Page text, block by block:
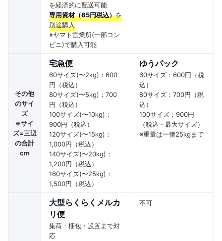
を経済的に配送可能
専用資材（65円税込）を
別途購入
※ヤマト営業所(一部コン
ビニ)で購入可能
その他
のサイ
ズ
※サイ
ズ=三辺
の合計
cm
宅急便
60サイズ(〜2kg)：600
円（税込）
80サイズ(〜5kg)：700
円（税込）
100サイズ(〜10kg)：
900円（税込）
120サイズ(〜15kg)：
1,000円（税込）
140サイズ(〜20kg)：
1,200円（税込）
160サイズ(〜25kg)：
1,500円（税込）
ゆうパック
60サイズ：600円（税
込）
80サイズ：700円（税
込）
100サイズ：900円
（税込・最大サイズ）
※重量は一律25kgまで
大型らくらくメルカ
リ便
集荷・梱包・設置まで対
応
不可